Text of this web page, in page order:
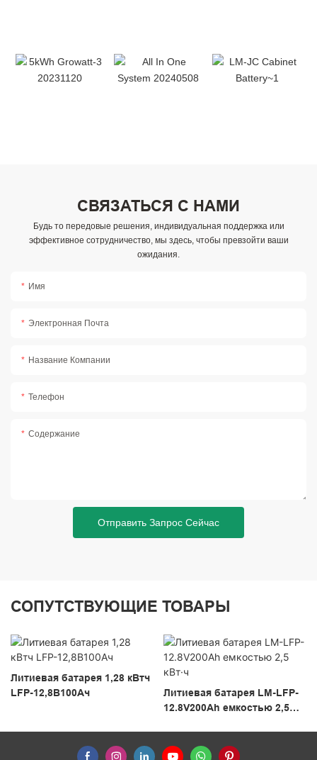
СВЯЗАТЬСЯ С НАМИ
Будь то передовые решения, индивидуальная поддержка или
эффективное сотрудничество, мы здесь, чтобы превзойти ваши
ожидания.
Имя
Электронная Почта
Название Компании
Телефон
Содержание
Отправить Запрос Сейчас
СОПУТСТВУЮЩИЕ ТОВАРЫ
Литиевая батарея 1,28 кВтч
LFP-12,8В100Ач
Литиевая батарея LM-LFP-
12.8V200Ah емкостью 2,5